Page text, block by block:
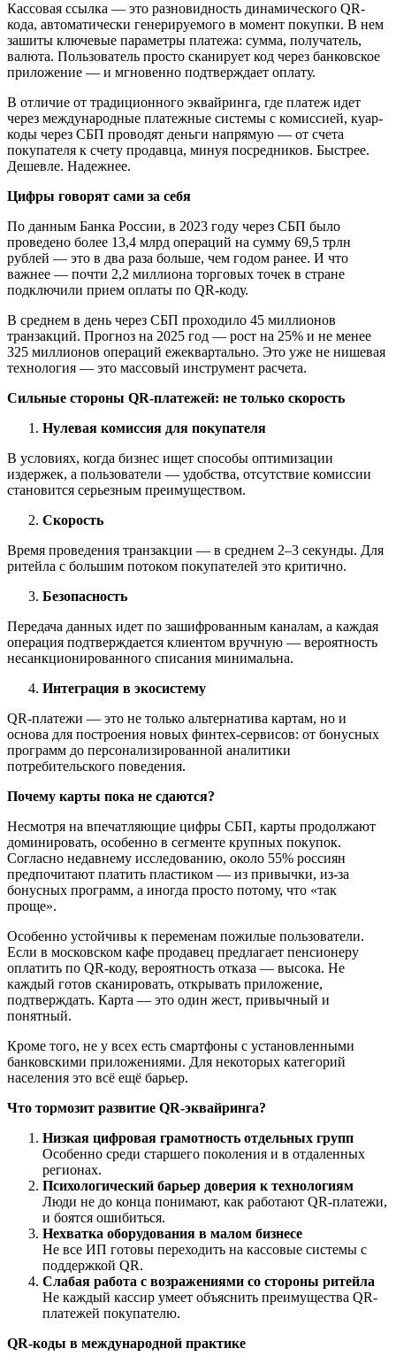
Кассовая ссылка — это разновидность динамического QR-
кода, автоматически генерируемого в момент покупки. В нем
зашиты ключевые параметры платежа: сумма, получатель,
валюта. Пользователь просто сканирует код через банковское
приложение — и мгновенно подтверждает оплату.
В отличие от традиционного эквайринга, где платеж идет
через международные платежные системы с комиссией, куар-
коды через СБП проводят деньги напрямую — от счета
покупателя к счету продавца, минуя посредников. Быстрее.
Дешевле. Надежнее.
Цифры говорят сами за себя
По данным Банка России, в 2023 году через СБП было
проведено более 13,4 млрд операций на сумму 69,5 трлн
рублей — это в два раза больше, чем годом ранее. И что
важнее — почти 2,2 миллиона торговых точек в стране
подключили прием оплаты по QR-коду.
В среднем в день через СБП проходило 45 миллионов
транзакций. Прогноз на 2025 год — рост на 25% и не менее
325 миллионов операций ежеквартально. Это уже не нишевая
технология — это массовый инструмент расчета.
Сильные стороны QR-платежей: не только скорость
Нулевая комиссия для покупателя
В условиях, когда бизнес ищет способы оптимизации
издержек, а пользователи — удобства, отсутствие комиссии
становится серьезным преимуществом.
Скорость
Время проведения транзакции — в среднем 2–3 секунды. Для
ритейла с большим потоком покупателей это критично.
Безопасность
Передача данных идет по зашифрованным каналам, а каждая
операция подтверждается клиентом вручную — вероятность
несанкционированного списания минимальна.
Интеграция в экосистему
QR-платежи — это не только альтернатива картам, но и
основа для построения новых финтех-сервисов: от бонусных
программ до персонализированной аналитики
потребительского поведения.
Почему карты пока не сдаются?
Несмотря на впечатляющие цифры СБП, карты продолжают
доминировать, особенно в сегменте крупных покупок.
Согласно недавнему исследованию, около 55% россиян
предпочитают платить пластиком — из привычки, из-за
бонусных программ, а иногда просто потому, что «так
проще».
Особенно устойчивы к переменам пожилые пользователи.
Если в московском кафе продавец предлагает пенсионеру
оплатить по QR-коду, вероятность отказа — высока. Не
каждый готов сканировать, открывать приложение,
подтверждать. Карта — это один жест, привычный и
понятный.
Кроме того, не у всех есть смартфоны с установленными
банковскими приложениями. Для некоторых категорий
населения это всё ещё барьер.
Что тормозит развитие QR-эквайринга?
Низкая цифровая грамотность отдельных групп
Особенно среди старшего поколения и в отдаленных
регионах.
Психологический барьер доверия к технологиям
Люди не до конца понимают, как работают QR-платежи,
и боятся ошибиться.
Нехватка оборудования в малом бизнесе
Не все ИП готовы переходить на кассовые системы с
поддержкой QR.
Слабая работа с возражениями со стороны ритейла
Не каждый кассир умеет объяснить преимущества QR-
платежей покупателю.
QR-коды в международной практике